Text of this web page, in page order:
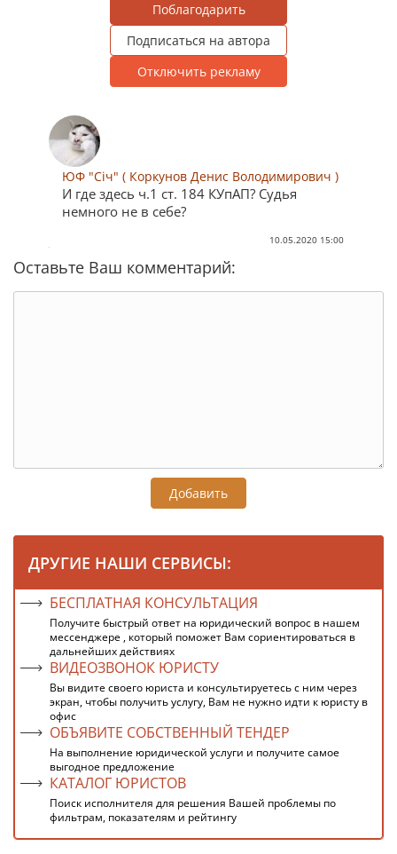
Поблагодарить
Подписаться на автора
Отключить рекламу
ЮФ "Січ" ( Коркунов Денис Володимирович )
И где здесь ч.1 ст. 184 КУпАП? Судья
немного не в себе?
10.05.2020 15:00
Оставьте Ваш комментарий:
Добавить
ДРУГИЕ НАШИ СЕРВИСЫ:
БЕСПЛАТНАЯ КОНСУЛЬТАЦИЯ
Получите быстрый ответ на юридический вопрос в нашем
мессенджере , который поможет Вам сориентироваться в
дальнейших действиях
ВИДЕОЗВОНОК ЮРИСТУ
Вы видите своего юриста и консультируетесь с ним через
экран, чтобы получить услугу, Вам не нужно идти к юристу в
офис
ОБЪЯВИТЕ СОБСТВЕННЫЙ ТЕНДЕР
На выполнение юридической услуги и получите самое
выгодное предложение
КАТАЛОГ ЮРИСТОВ
Поиск исполнителя для решения Вашей проблемы по
фильтрам, показателям и рейтингу